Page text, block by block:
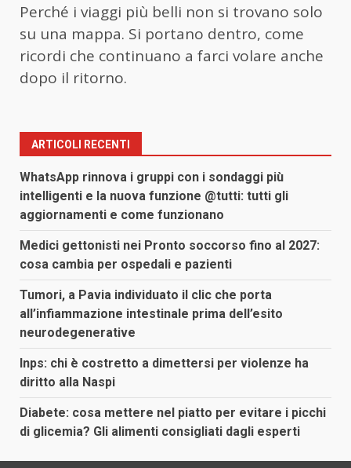
Perché i viaggi più belli non si trovano solo
su una mappa. Si portano dentro, come
ricordi che continuano a farci volare anche
dopo il ritorno.
ARTICOLI RECENTI
WhatsApp rinnova i gruppi con i sondaggi più
intelligenti e la nuova funzione @tutti: tutti gli
aggiornamenti e come funzionano
Medici gettonisti nei Pronto soccorso fino al 2027:
cosa cambia per ospedali e pazienti
Tumori, a Pavia individuato il clic che porta
all’infiammazione intestinale prima dell’esito
neurodegenerative
Inps: chi è costretto a dimettersi per violenze ha
diritto alla Naspi
Diabete: cosa mettere nel piatto per evitare i picchi
di glicemia? Gli alimenti consigliati dagli esperti